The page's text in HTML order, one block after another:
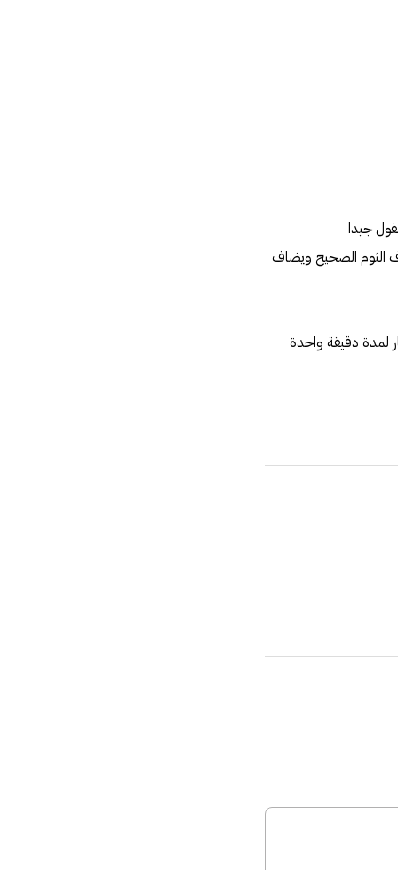
جيدا
الثوم الصحيح ويضاف
لمدة دقيقة واحدة